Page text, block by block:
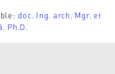
doc. Ing. arch. Mgr. et
Ph.D.